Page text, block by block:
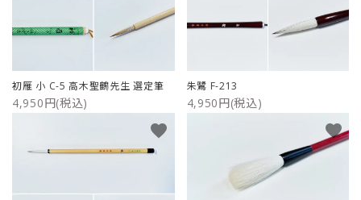
初雁 小 C-5 高木聖鶴先生 選定筆
4,950円(税込)
朱鷺 F-213
4,950円(税込)
favorite favorite